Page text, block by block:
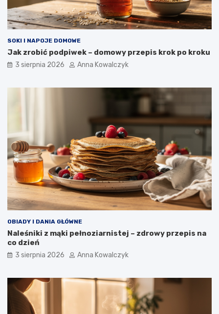
SOKI I NAPOJE DOMOWE
Jak zrobić podpiwek – domowy przepis krok po kroku
3 sierpnia 2026 Anna Kowalczyk
OBIADY I DANIA GŁÓWNE
Naleśniki z mąki pełnoziarnistej – zdrowy przepis na
co dzień
3 sierpnia 2026 Anna Kowalczyk